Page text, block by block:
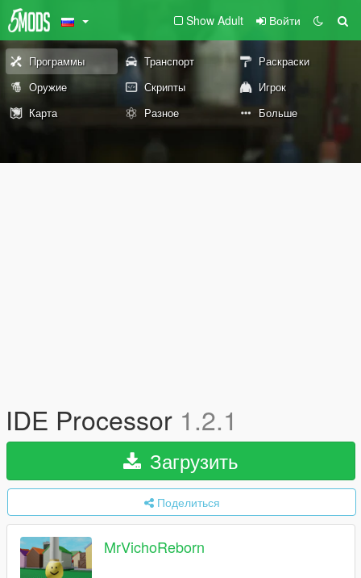
Show Adult Войти
Программы Транспорт
Раскраски
Оружие
Скрипты
Игрок
Карта
Разное Больше
IDE Processor 1.2.1
Загрузить
Поделиться
MrVichoReborn